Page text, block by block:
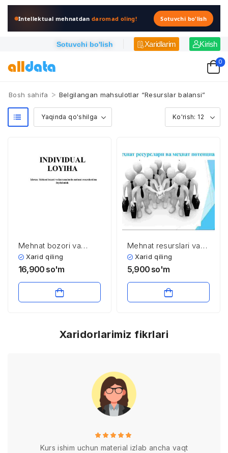
Intellektual mehnatdandaromad oling! Sotuvchi bo'lish
Sotuvchi bo'lish Xaridlarim Kirish
0
Bosh sahifa > Belgilangan mahsulotlar “Resurslar balansi”
Mehnat bozori va
korxonalarda mehnat
resurslaridan
Xarid qiling
16,900 so'm
Mehnat resurslari va
mehnat potentsiali
Xarid qiling
5,900 so'm
Xaridorlarimiz fikrlari
Kurs ishim uchun material izlab ancha vaqt